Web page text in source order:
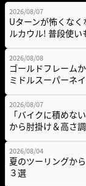
2026/08/07
Uターンが怖くな
ルカウル! 普段使
2026/08/08
ゴールドフレーム
ミドルスーパーネ
2026/08/07
「バイクに積めな
から肘掛け＆高さ
2026/08/04
夏のツーリングか
３選